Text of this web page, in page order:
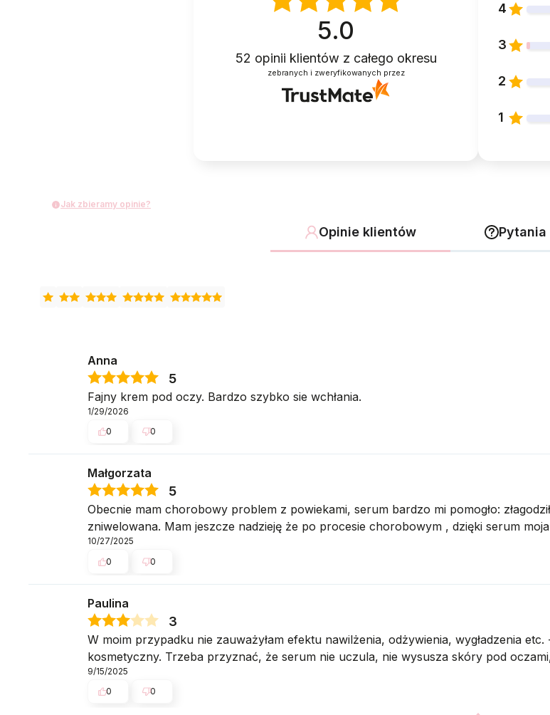
5.0
52 opinii klientów z całego okresu
zebranych i zweryfikowanych przez
4
3
2
1
Jak zbieramy opinie?
Opinie klientów
Anna
5
Fajny krem pod oczy. Bardzo szybko sie wchłania.
1/29/2026
0
0
Małgorzata
5
Obecnie mam chorobowy problem z powiekami, serum bardzo mi pomogło:
zniwelowana. Mam jeszcze nadzieję że po procesie chorobowym , dzięki serum
10/27/2025
0
0
Paulina
3
W moim przypadku nie zauważyłam efektu nawilżenia, odżywienia, wygładzenia
kosmetyczny. Trzeba przyznać, że serum nie uczula, nie wysusza skóry pod
9/15/2025
0
0